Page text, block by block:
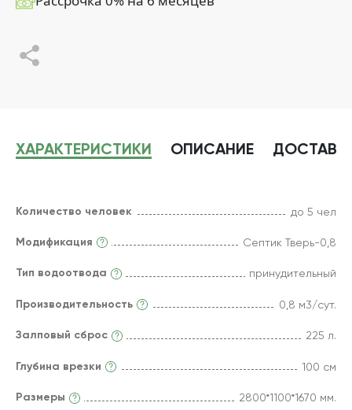
ХАРАКТЕРИСТИКИ ОПИСАНИЕ
Количество человек до 5 чел
Модификация Септик Тверь-0,8
Тип водоотвода принудительный
Производительность 0,8 м3/сут.
Залповый сброс 225 л.
Глубина врезки 100 см
Размеры 2800*1100*1670 мм.